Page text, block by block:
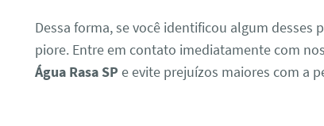
Dessa forma, se você identificou algum desses
piore. Entre em contato imediatamente com
Água Rasa SP e evite prejuízos maiores com a